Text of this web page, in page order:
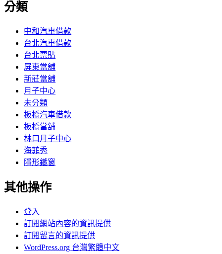
分類
中和汽車借款
台北汽車借款
台北票貼
屏東當舖
新莊當舖
月子中心
未分類
板橋汽車借款
板橋當舖
林口月子中心
海菲秀
隱形鐵窗
其他操作
登入
訂閱網站內容的資訊提供
訂閱留言的資訊提供
WordPress.org 台灣繁體中文